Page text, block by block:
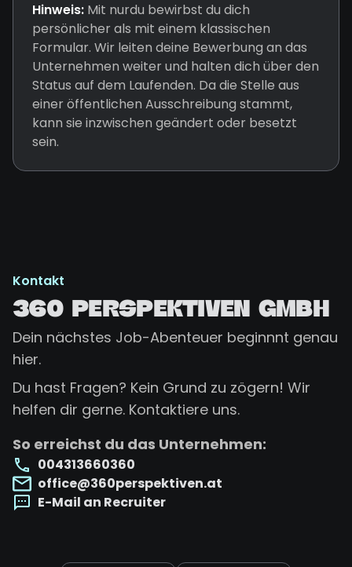
Hinweis: Mit nurdu bewirbst du dich
persönlicher als mit einem klassischen
Formular. Wir leiten deine Bewerbung an das
Unternehmen weiter und halten dich über den
Status auf dem Laufenden. Da die Stelle aus
einer öffentlichen Ausschreibung stammt,
kann sie inzwischen geändert oder besetzt
sein.
Kontakt
360 PERSPEKTIVEN GMBH
Dein nächstes Job-Abenteuer beginnnt genau
hier.
Du hast Fragen? Kein Grund zu zögern! Wir
helfen dir gerne. Kontaktiere uns.
So erreichst du das Unternehmen:
004313660360
office@360perspektiven.at
E-Mail an Recruiter